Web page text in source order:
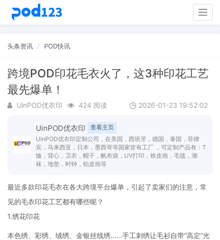
头条资讯 POD快讯
跨境POD印花毛衣火了，这3种印花工艺
最先爆单！
UinPOD优衣印 424 阅读 2026-01-23 19:52:02
UinPOD优衣印
查看主页
UinPOD优衣印定制公司，在美国，西班牙，德国，泰国，菲律
宾，马来西亚，日本，墨西哥等国家皆有工厂 ，可定制产品有：T
恤，背心，卫衣，帽子，帆布袋，UV打印，铁皮画，毛毯，潮
袜，地垫，时钟，铝皮画等
最近多款印花毛衣在各大跨境平台爆单，引起了卖家们的注意，常
见的毛衣印花工艺都有哪些呢？
1.绣花印花
本色绣、彩绣、绒绣、金银丝线绣……手工刺绣让毛衫自带“高定”光